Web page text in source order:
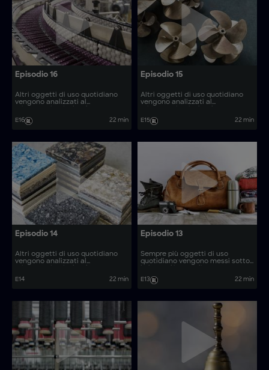
Episodio 16
Altri oggetti di uso quotidiano
vengono analizzati al
vengono prodotti. Come si
realizzano articoli come le saune
E16 22 min
Episodio 15
Altri oggetti di uso quotidiano
vengono analizzati al
vengono prodotti. Come si
realizzano articoli come le
E15 22 min
Episodio 14
Altri oggetti di uso quotidiano
vengono analizzati al
vengono prodotti. Come si
realizzano articoli come le
E14 22 min
Episodio 13
Sempre più oggetti di uso
quotidiano vengono messi sotto
rivelando il loro processo di
produzione. Come vengono
E13 22 min